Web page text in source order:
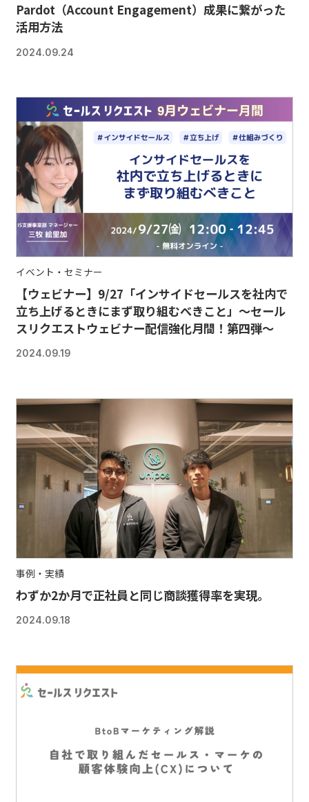
Pardot（Account Engagement）成果に繋がった
活用方法
2024.09.24
イベント・セミナー
【ウェビナー】9/27「インサイドセールスを社内で
立ち上げるときにまず取り組むべきこと」～セール
スリクエストウェビナー配信強化月間！第四弾～
2024.09.19
事例・実績
わずか2か月で正社員と同じ商談獲得率を実現。
2024.09.18